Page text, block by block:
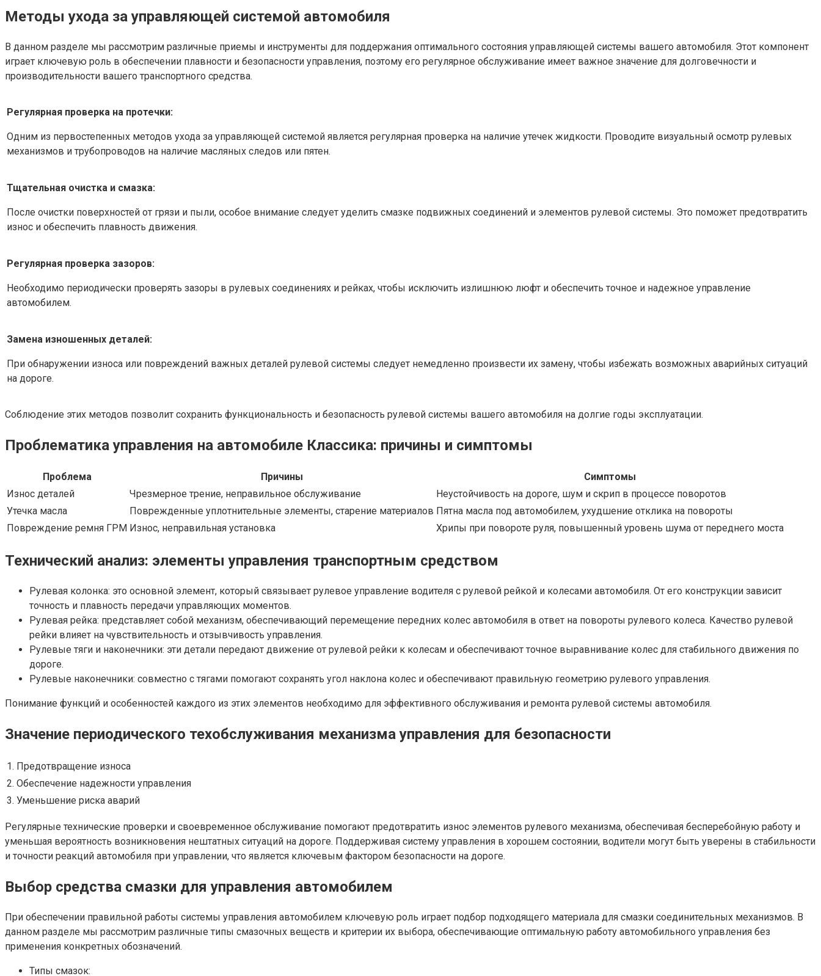
Методы ухода за управляющей системой автомобиля
В данном разделе мы рассмотрим различные приемы и инструменты для поддержания оптимального состояния управляющей системы вашего автомобиля. Этот компонент
играет ключевую роль в обеспечении плавности и безопасности управления, поэтому его регулярное обслуживание имеет важное значение для долговечности и
производительности вашего транспортного средства.
Регулярная проверка на протечки:
Одним из первостепенных методов ухода за управляющей системой является регулярная проверка на наличие утечек жидкости. Проводите визуальный осмотр рулевых
механизмов и трубопроводов на наличие масляных следов или пятен.
Тщательная очистка и смазка:
После очистки поверхностей от грязи и пыли, особое внимание следует уделить смазке подвижных соединений и элементов рулевой системы. Это поможет предотвратить
износ и обеспечить плавность движения.
Регулярная проверка зазоров:
Необходимо периодически проверять зазоры в рулевых соединениях и рейках, чтобы исключить излишнюю люфт и обеспечить точное и надежное управление
автомобилем.
Замена изношенных деталей:
При обнаружении износа или повреждений важных деталей рулевой системы следует немедленно произвести их замену, чтобы избежать возможных аварийных ситуаций
на дороге.
Соблюдение этих методов позволит сохранить функциональность и безопасность рулевой системы вашего автомобиля на долгие годы эксплуатации.
Проблематика управления на автомобиле Классика: причины и симптомы
Проблема Причины
Симптомы
Износ деталей
Чрезмерное трение, неправильное обслуживание
Неустойчивость на дороге, шум и скрип в процессе поворотов
Утечка масла
Поврежденные уплотнительные элементы, старение материалов Пятна масла под автомобилем, ухудшение отклика на повороты
Повреждение ремня ГРМ Износ, неправильная установка Хрипы при повороте руля, повышенный уровень шума от переднего моста
Технический анализ: элементы управления транспортным средством
Рулевая колонка: это основной элемент, который связывает рулевое управление водителя с рулевой рейкой и колесами автомобиля. От его конструкции зависит
точность и плавность передачи управляющих моментов.
Рулевая рейка: представляет собой механизм, обеспечивающий перемещение передних колес автомобиля в ответ на повороты рулевого колеса. Качество рулевой
рейки влияет на чувствительность и отзывчивость управления.
Рулевые тяги и наконечники: эти детали передают движение от рулевой рейки к колесам и обеспечивают точное выравнивание колес для стабильного движения по
дороге.
Рулевые наконечники: совместно с тягами помогают сохранять угол наклона колес и обеспечивают правильную геометрию рулевого управления.
Понимание функций и особенностей каждого из этих элементов необходимо для эффективного обслуживания и ремонта рулевой системы автомобиля.
Значение периодического техобслуживания механизма управления для безопасности
1. Предотвращение износа
2. Обеспечение надежности управления
3. Уменьшение риска аварий
Регулярные технические проверки и своевременное обслуживание помогают предотвратить износ элементов рулевого механизма, обеспечивая бесперебойную работу и
уменьшая вероятность возникновения нештатных ситуаций на дороге. Поддерживая систему управления в хорошем состоянии, водители могут быть уверены в стабильности
и точности реакций автомобиля при управлении, что является ключевым фактором безопасности на дороге.
Выбор средства смазки для управления автомобилем
При обеспечении правильной работы системы управления автомобилем ключевую роль играет подбор подходящего материала для смазки соединительных механизмов. В
данном разделе мы рассмотрим различные типы смазочных веществ и критерии их выбора, обеспечивающие оптимальную работу автомобильного управления без
применения конкретных обозначений.
Типы смазок: